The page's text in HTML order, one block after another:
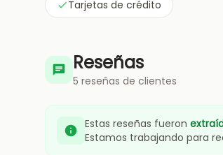
Tarjetas de crédito
Reseñas
5 reseñas de clientes
Estas reseñas fueron
Estamos trabajando para